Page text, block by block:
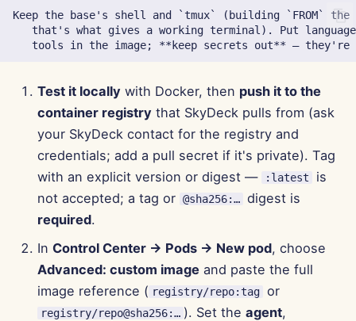
28 tháng 2 năm 2025
14 tháng 2 năm 2025
7 tháng 2 năm 2025
31 tháng 1 năm 2025
24 tháng 1 năm 2025
17 tháng 1 năm 2025
10 tháng 1 năm 2025
Keep the base's shell and `tmux` (building `FROM` the
that's what gives a working terminal). Put
Test it locallywith Docker, then push it to the
container registrythat SkyDeck pulls from (ask
your SkyDeck contact for the registry and
credentials; add a pull secret if it's private). Tag
with an explicit version or digest —
:latest
is
not accepted; a tag or @sha256:… digest is
required.
In Control Center → Pods → New pod, choose
Advanced: custom imageand paste the full
image reference ( registry/repo:tag or
registry/repo@sha256:… ). Set the agent,